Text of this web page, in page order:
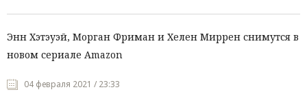
Энн Хэтэуэй, Морган Фриман и Хелен Миррен снимутся в
новом сериале Amazon
04 февраля 2021 / 23:33